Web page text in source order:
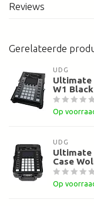
Reviews
Gerelateerde
UDG
Ultimate
W1 Black
Op
UDG
Ultimate
Case
Op